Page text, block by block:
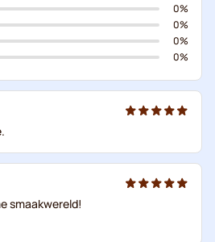
0%
0%
0%
0%
smaakwereld!